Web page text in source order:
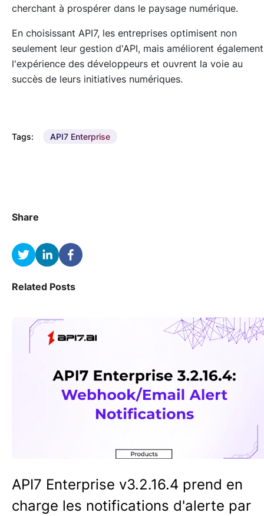
cherchant à prospérer dans le paysage numérique.
En choisissant API7, les entreprises optimisent non
seulement leur gestion d'API, mais améliorent également
l'expérience des développeurs et ouvrent la voie au
succès de leurs initiatives numériques.
Tags: API7 Enterprise
Share
Related Posts
API7 Enterprise v3.2.16.4 prend en
charge les notifications d'alerte par